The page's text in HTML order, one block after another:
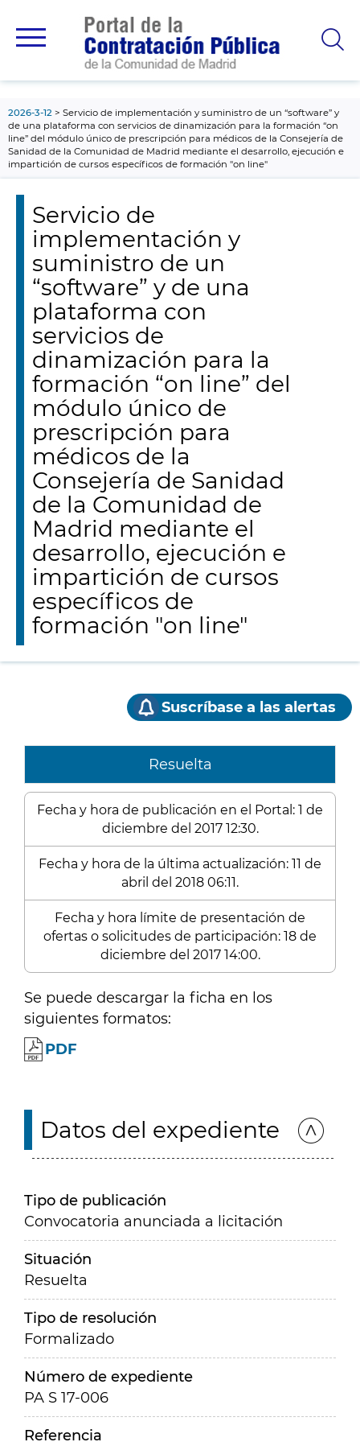
principal
2026-3-12
Servicio de implementación y suministro de un “software” y
de una plataforma con servicios de dinamización para la formación “on
line” del módulo único de prescripción para médicos de la Consejería de
Sanidad de la Comunidad de Madrid mediante el desarrollo, ejecución e
impartición de cursos específicos de formación "on line"
Servicio de
implementación y
suministro de un
“software” y de una
plataforma con
servicios de
dinamización para la
formación “on line” del
módulo único de
prescripción para
médicos de la
Consejería de Sanidad
de la Comunidad de
Madrid mediante el
desarrollo, ejecución e
impartición de cursos
específicos de
formación "on line"
Suscríbase a las alertas
Resuelta
Fecha y hora de publicación en el Portal: 1 de
diciembre del 2017 12:30.
Fecha y hora de la última actualización: 11 de
abril del 2018 06:11.
Fecha y hora límite de presentación de
ofertas o solicitudes de participación: 18 de
diciembre del 2017 14:00.
Se puede descargar la ficha en los
siguientes formatos:
PDF
Datos del expediente
Tipo de publicación
Convocatoria anunciada a licitación
Situación
Resuelta
Tipo de resolución
Formalizado
Número de expediente
PA S 17-006
Referencia